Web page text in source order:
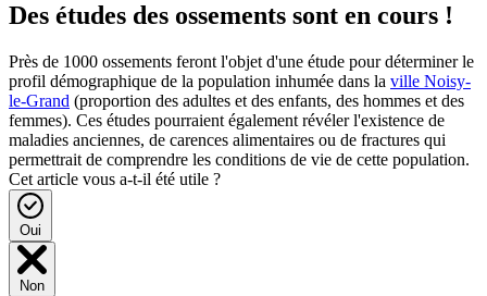
Des études des ossements sont en cours !
Près de 1000 ossements feront l'objet d'une étude pour déterminer le
profil démographique de la population inhumée dans la ville Noisy-
le-Grand (proportion des adultes et des enfants, des hommes et des
femmes). Ces études pourraient également révéler l'existence de
maladies anciennes, de carences alimentaires ou de fractures qui
permettrait de comprendre les conditions de vie de cette population.
Cet article vous a-t-il été utile ?
Oui
Non